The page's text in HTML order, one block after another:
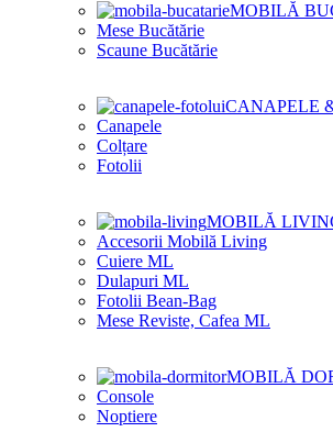
MOBILĂ
Mese Bucătărie
Scaune Bucătărie
CANAPELE
Canapele
Colțare
Fotolii
MOBILĂ
Accesorii Mobilă Living
Cuiere ML
Dulapuri ML
Fotolii Bean-Bag
Mese Reviste, Cafea ML
MOBILĂ
Console
Noptiere